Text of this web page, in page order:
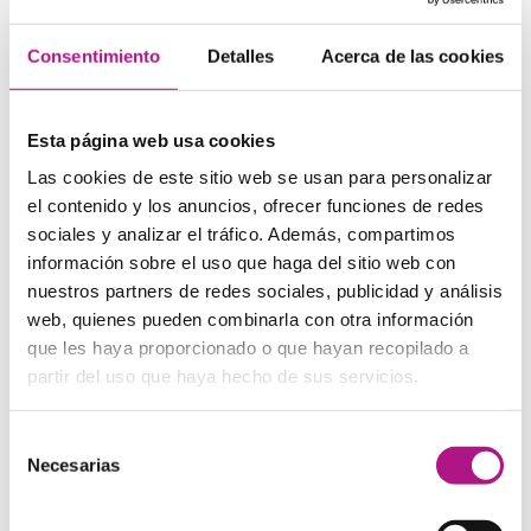
Consentimiento Detalles Acerca de las cookies
Esta página web usa cookies
Las cookies de este sitio web se usan para personalizar
el contenido y los anuncios, ofrecer funciones de redes
sociales y analizar el tráfico. Además, compartimos
información sobre el uso que haga del sitio web con
nuestros partners de redes sociales, publicidad y análisis
web, quienes pueden combinarla con otra información
que les haya proporcionado o que hayan recopilado a
partir del uso que haya hecho de sus servicios.
Necesarias
I have not bought a present for my auntie.– Todavía no
he comprado el regalo para mi tía
Uso de for
Destinatario
For
expresa razón o intención de hacer algo. El objeto
indirecto de un objeto; también el beneficio de hacer algo.
Se traduce tanto como “por” como “para”.
Razón, intención o beneficio
– Voy al Spa por mi salud.